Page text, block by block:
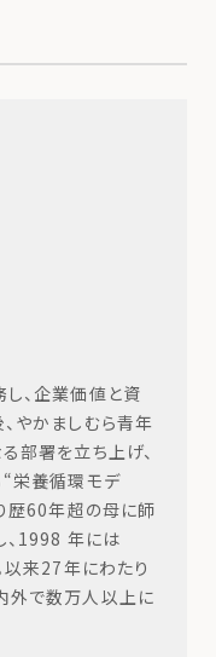
、企業価値と資
やかましむら青年
部署を立ち上げ、
栄養循環モデ
歴60年超の母に師
、1998 年には
来27年にわたり
外で数万人以上に